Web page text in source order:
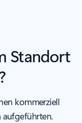
Standort
kommerziell
aufgeführten.